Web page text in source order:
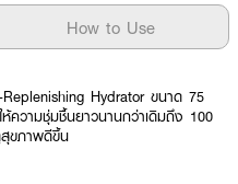
How to Use
Hydrator ขนาด 75
ห้ความชุ่มชื้นยาวนานกว่าเดิมถึง 100
ขภาพดีขึ้น